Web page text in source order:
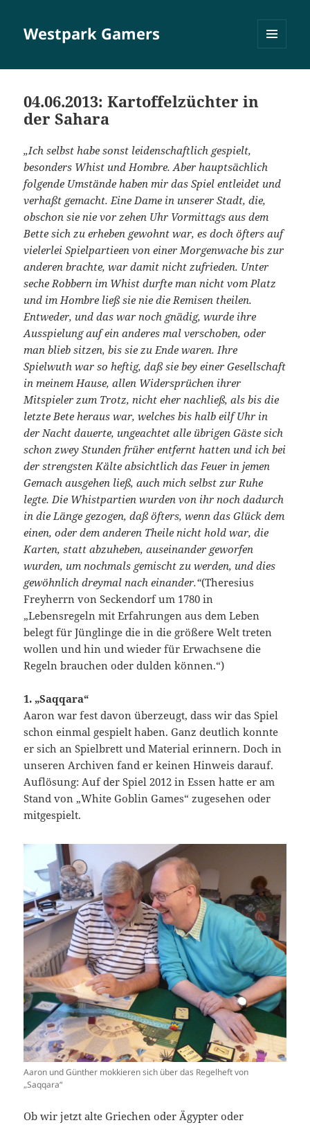
Westpark Gamers
04.06.2013: Kartoffelzüchter in
der Sahara
„Ich selbst habe sonst leidenschaftlich gespielt,
besonders Whist und Hombre. Aber hauptsächlich
folgende Umstände haben mir das Spiel entleidet und
verhaßt gemacht. Eine Dame in unserer Stadt, die,
obschon sie nie vor zehen Uhr Vormittags aus dem
Bette sich zu erheben gewohnt war, es doch öfters auf
vielerlei Spielpartieen von einer Morgenwache bis zur
anderen brachte, war damit nicht zufrieden. Unter
seche Robbern im Whist durfte man nicht vom Platz
und im Hombre ließ sie nie die Remisen theilen.
Entweder, und das war noch gnädig, wurde ihre
Ausspielung auf ein anderes mal verschoben, oder
man blieb sitzen, bis sie zu Ende waren. Ihre
Spielwuth war so heftig, daß sie bey einer Gesellschaft
in meinem Hause, allen Widersprüchen ihrer
Mitspieler zum Trotz, nicht eher nachließ, als bis die
letzte Bete heraus war, welches bis halb eilf Uhr in
der Nacht dauerte, ungeachtet alle übrigen Gäste sich
schon zwey Stunden früher entfernt hatten und ich bei
der strengsten Kälte absichtlich das Feuer in jemen
Gemach ausgehen ließ, auch mich selbst zur Ruhe
legte. Die Whistpartien wurden von ihr noch dadurch
in die Länge gezogen, daß öfters, wenn das Glück dem
einen, oder dem anderen Theile nicht hold war, die
Karten, statt abzuheben, auseinander geworfen
wurden, um nochmals gemischt zu werden, und dies
gewöhnlich dreymal nach einander.“(Theresius
Freyherrn von Seckendorf um 1780 in
„Lebensregeln mit Erfahrungen aus dem Leben
belegt für Jünglinge die in die größere Welt treten
wollen und hin und wieder für Erwachsene die
Regeln brauchen oder dulden können.“)
1. „Saqqara“
Aaron war fest davon überzeugt, dass wir das Spiel
schon einmal gespielt haben. Ganz deutlich konnte
er sich an Spielbrett und Material erinnern. Doch in
unseren Archiven fand er keinen Hinweis darauf.
Auflösung: Auf der Spiel 2012 in Essen hatte er am
Stand von „White Goblin Games“ zugesehen oder
mitgespielt.
Aaron und Günther mokkieren sich über das Regelheft von
„Saqqara“
Ob wir jetzt alte Griechen oder Ägypter oder